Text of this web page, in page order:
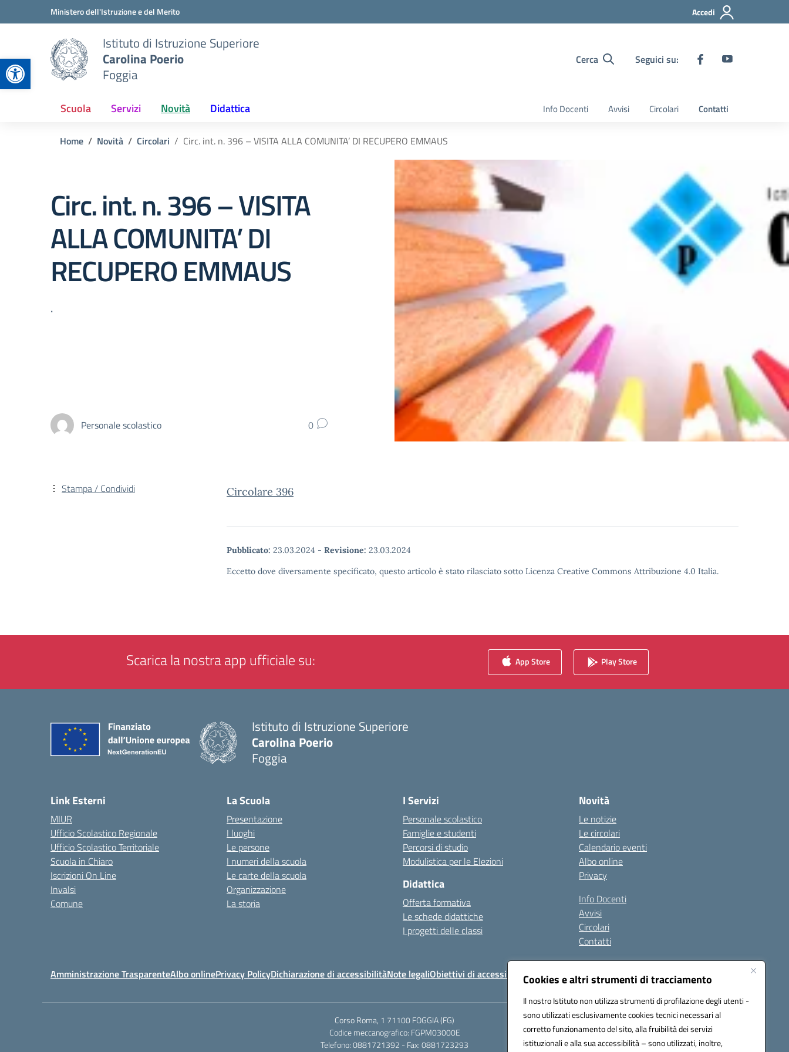
Apri la barra degli strumenti
Cookies e altri strumenti di tracciamento
Il nostro Istituto non utilizza strumenti di profilazione degli utenti -
sono utilizzati esclusivamente cookies tecnici necessari al
corretto funzionamento del sito, alla fruibilità dei servizi
istituzionali e alla sua accessibilità – sono utilizzati, inoltre,
Vai ai contenuti
Vai al menu di navigazioneMinistero dell'Istruzione e del Merito Accedi
Istituto di Istruzione Superiore
Carolina Poerio
Foggia
Cerca Seguici su:
Scuola Servizi Novità Didattica Info Docenti Avvisi Circolari Contatti
Home Novità Circolari Circ. int. n. 396 – VISITA ALLA COMUNITA’ DI RECUPERO EMMAUS
Circ. int. n. 396 – VISITA
ALLA COMUNITA’ DI
RECUPERO EMMAUS
.
Personale scolastico 0
Circolare 396
Pubblicato: 23.03.2024 - Revisione: 23.03.2024
Eccetto dove diversamente specificato, questo articolo è stato rilasciato sotto Licenza Creative Commons Attribuzione 4.0 Italia.
Stampa / Condividi
Scarica la nostra app ufficiale su: App Store Play Store
Istituto di Istruzione Superiore
Carolina Poerio
Foggia
Link Esterni
MIUR
Ufficio Scolastico Regionale
Ufficio Scolastico Territoriale
Scuola in Chiaro
Iscrizioni On Line
Invalsi
Comune
La Scuola
Presentazione
I luoghi
Le persone
I numeri della scuola
Le carte della scuola
Organizzazione
La storia
I Servizi
Personale scolastico
Famiglie e studenti
Percorsi di studio
Modulistica per le Elezioni
Didattica
Offerta formativa
Le schede didattiche
I progetti delle classi
Novità
Le notizie
Le circolari
Calendario eventi
Albo online
Privacy
Info Docenti
Avvisi
Circolari
Contatti
Amministrazione TrasparenteAlbo onlinePrivacy PolicyDichiarazione di accessibilitàNote legaliObiettivi di accessibilità Seguici su:
Corso Roma, 1 71100 FOGGIA (FG)
Codice meccanografico: FGPM03000E
Telefono: 0881721392 - Fax: 0881723293